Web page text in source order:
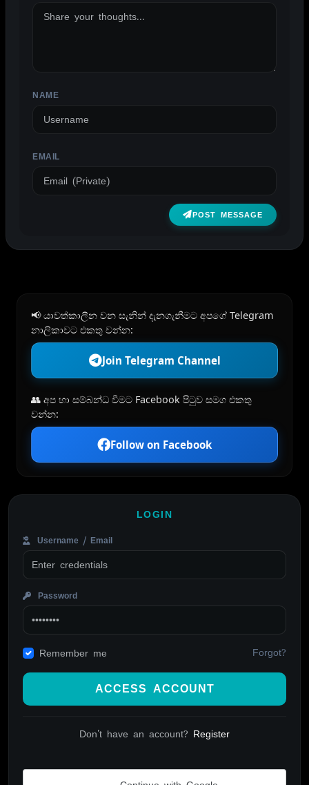
NAME
EMAIL
POST MESSAGE
📢 යාවත්කාලීන වන සැනින් දැනගැනීමට අපගේ Telegram
නාලිකාවට එකතු වන්න:
Join Telegram Channel
👥 අප හා සම්බන්ධ වීමට Facebook පිටුව සමග එකතු
වන්න:
Follow on Facebook
LOGIN
Username / Email
Password
Remember me Forgot?
ACCESS ACCOUNT
Don't have an account? Register